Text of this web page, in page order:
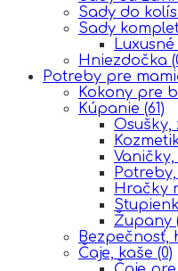
Sady do
Sady
Hniezdočka
Potreby pre
Kokony pre
Kúpanie (61)
Osušky,
Hračky
Župany
Bezpečnosť,
Čaje, kaše (0)